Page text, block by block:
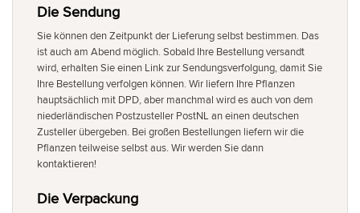
Die Sendung
Sie können den Zeitpunkt der Lieferung selbst bestimmen. Das
ist auch am Abend möglich. Sobald Ihre Bestellung versandt
wird, erhalten Sie einen Link zur Sendungsverfolgung, damit Sie
Ihre Bestellung verfolgen können. Wir liefern Ihre Pflanzen
hauptsächlich mit DPD, aber manchmal wird es auch von dem
niederländischen Postzusteller PostNL an einen deutschen
Zusteller übergeben. Bei großen Bestellungen liefern wir die
Pflanzen teilweise selbst aus. Wir werden Sie dann
kontaktieren!
Die Verpackung